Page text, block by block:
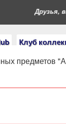
Клуб
Друзья,
предметов